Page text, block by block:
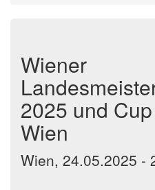
Wiener
2025 und
Wien
Wien, 24.05.2025 -